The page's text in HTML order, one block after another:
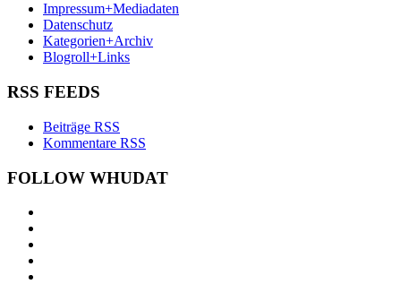
Impressum+Mediadaten
Datenschutz
Kategorien+Archiv
Blogroll+Links
RSS FEEDS
Beiträge RSS
Kommentare RSS
FOLLOW WHUDAT